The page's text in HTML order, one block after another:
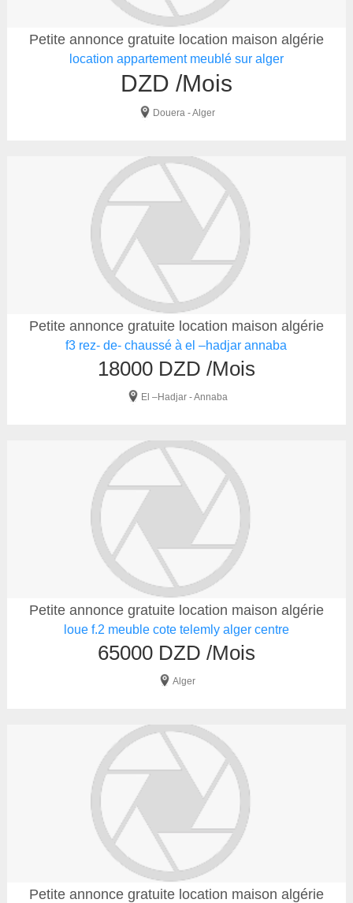
Petite annonce gratuite location maison algérie
location appartement meublé sur alger
DZD /Mois
Douera - Alger
Petite annonce gratuite location maison algérie
f3 rez- de- chaussé à el –hadjar annaba
18000 DZD /Mois
El –Hadjar - Annaba
Petite annonce gratuite location maison algérie
loue f.2 meuble cote telemly alger centre
65000 DZD /Mois
Alger
Petite annonce gratuite location maison algérie